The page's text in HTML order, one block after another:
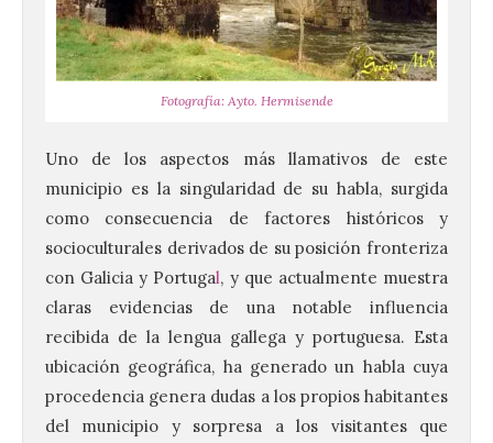
Fotografía: Ayto. Hermisende
Uno de los aspectos más llamativos de este
municipio es la singularidad de su habla, surgida
como consecuencia de factores históricos y
socioculturales derivados de su posición fronteriza
con Galicia y Portugal, y que actualmente muestra
claras evidencias de una notable influencia
recibida de la lengua gallega y portuguesa. Esta
ubicación geográfica, ha generado un habla cuya
procedencia genera dudas a los propios habitantes
del municipio y sorpresa a los visitantes que